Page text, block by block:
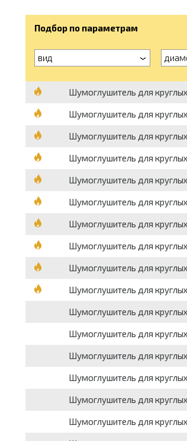
Подбор по параметрам
вид
Шумоглушитель для
Шумоглушитель для
Шумоглушитель для
Шумоглушитель для
Шумоглушитель для
Шумоглушитель для
Шумоглушитель для
Шумоглушитель для
Шумоглушитель для
Шумоглушитель для
Шумоглушитель для
Шумоглушитель для
Шумоглушитель для
Шумоглушитель для
Шумоглушитель для
Шумоглушитель для